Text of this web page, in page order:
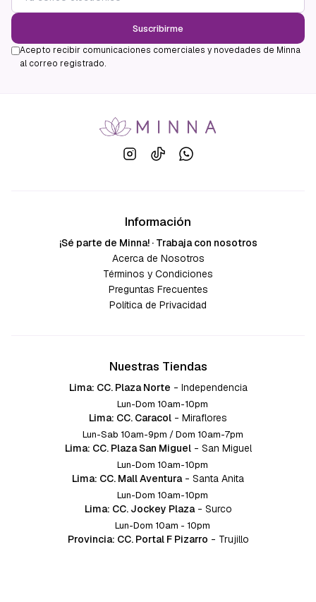
Suscribirme
Acepto recibir comunicaciones comerciales y novedades de Minna
al correo registrado.
Información
¡Sé parte de Minna! · Trabaja con nosotros
Acerca de Nosotros
Términos y Condiciones
Preguntas Frecuentes
Política de Privacidad
Nuestras Tiendas
Lima: CC. Plaza Norte - Independencia
Lun-Dom 10am-10pm
Lima: CC. Caracol - Miraflores
Lun-Sab 10am-9pm / Dom 10am-7pm
Lima: CC. Plaza San Miguel - San Miguel
Lun-Dom 10am-10pm
Lima: CC. Mall Aventura - Santa Anita
Lun-Dom 10am-10pm
Lima: CC. Jockey Plaza - Surco
Lun-Dom 10am - 10pm
Provincia: CC. Portal F Pizarro - Trujillo